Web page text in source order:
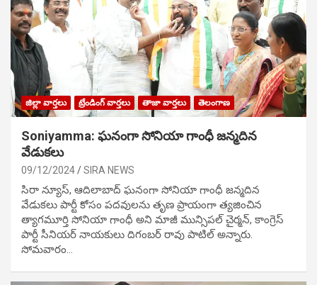
జిల్లా వార్తలు ట్రేండింగ్ వార్తలు తాజా వార్తలు తెలంగాణ
Soniyamma: ఘ‌నంగా సోనియా గాంధీ జ‌న్మ‌దిన
వేడుక‌లు
09/12/2024 SIRA NEWS
సిరా న్యూస్, ఆదిలాబాద్ ఘ‌నంగా సోనియా గాంధీ జ‌న్మ‌దిన
వేడుక‌లు పార్టీ కోసం ప‌ద‌వుల‌ను తృణ ప్రాయంగా త్య‌జించిన
త్యాగమూర్తి సోనియా గాంధీ అని మాజీ మున్సిప‌ల్ చైర్మ‌న్, కాంగ్రెస్
పార్టీ సీనియ‌ర్ నాయ‌కులు దిగంబ‌ర్ రావు పాటిల్ అన్నారు.
సోమవారం…